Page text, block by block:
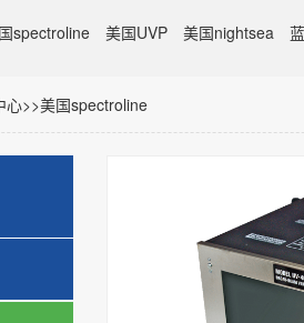
spectroline 美国UVP 美国nightsea
心>>美国spectroline